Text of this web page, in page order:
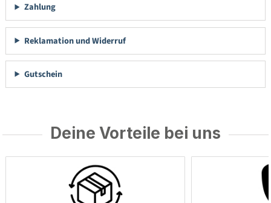
Zahlung
Reklamation und Widerruf
Gutschein
Deine Vorteile bei uns